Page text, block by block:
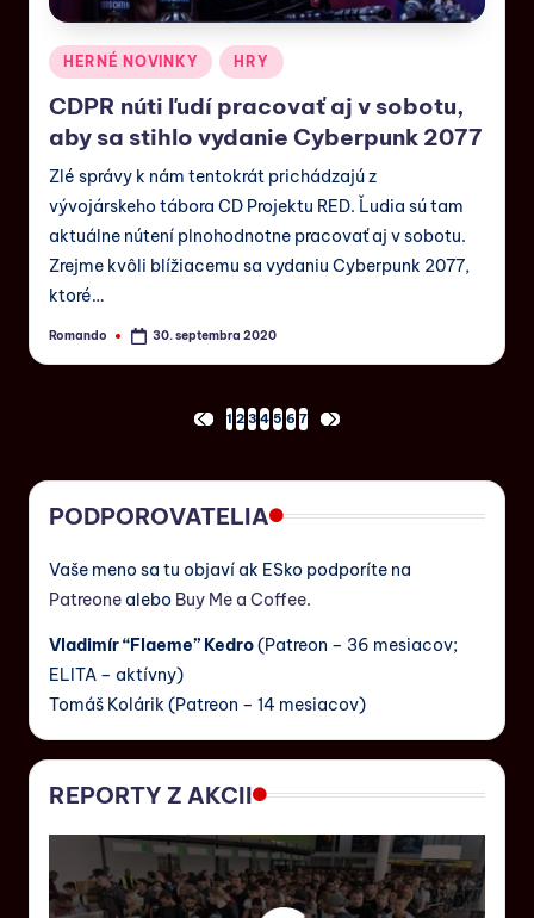
HERNÉ NOVINKY HRY
CDPR núti ľudí pracovať aj v sobotu,
aby sa stihlo vydanie Cyberpunk 2077
Zlé správy k nám tentokrát prichádzajú z
vývojárskeho tábora CD Projektu RED. Ľudia sú tam
aktuálne nútení plnohodnotne pracovať aj v sobotu.
Zrejme kvôli blížiacemu sa vydaniu Cyberpunk 2077,
ktoré…
Romando 30. septembra 2020
1 2 3 4 5 6 7
PODPOROVATELIA
Vaše meno sa tu objaví ak ESko podporíte na
Patreone alebo Buy Me a Coffee.
Vladimír “Flaeme” Kedro(Patreon – 36 mesiacov;
ELITA – aktívny)
Tomáš Kolárik (Patreon – 14 mesiacov)
REPORTY Z AKCII